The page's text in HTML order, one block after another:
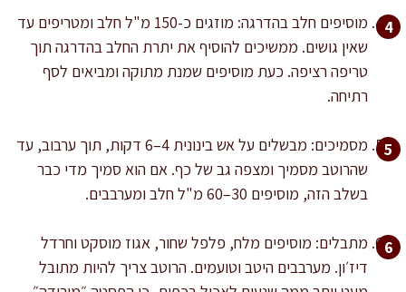
מוסיפים חלב בהדרגה: מוזגים כ-150 מ"ל חלב ומטריפים עד
שאין גושים. ממשיכים להוסיף את יתרת החלב בהדרגה תוך
טריפה רציפה. כעת מוסיפים שמנת מתוקה ומביאים לסף
רתיחה.
מסמיכים: מבשלים על אש בינונית 4–6 דקות, תוך ערבוב, עד
שהרוטב מסמיך ומצפה גב של כף. אם הוא סמיך מדי כבר
בשלב הזה, מוסיפים 30–60 מ"ל חלב ומערבבים.
מתבלים: מוסיפים מלח, פלפל שחור, אגוז מוסקט וחרדל
דיז׳ון. מערבבים היטב וטועמים. הרוטב צריך להיות מתובל